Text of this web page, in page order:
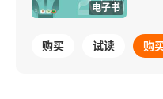
电子书
购买 试读 购